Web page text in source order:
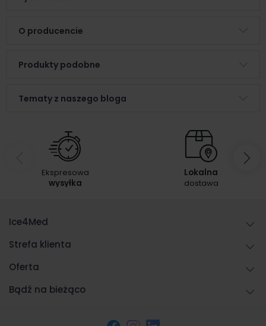
O producencie
Produkty podobne
Tematy z naszego bloga
Ekspresowa
wysyłka
Lokalna
dostawa
Ice4Med
Strefa klienta
Oferta
Bądź na bieżąco